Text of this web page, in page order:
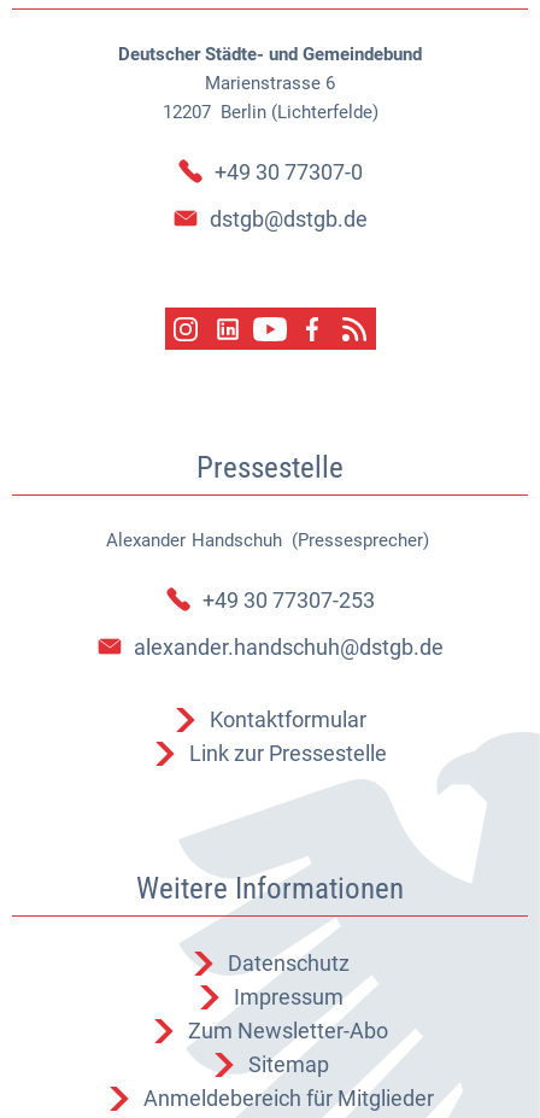
Deutscher Städte- und Gemeindebund
Marienstrasse 6
12207 Berlin (Lichterfelde)
+49 30 77307-0
dstgb@dstgb.de
Pressestelle
Alexander Handschuh (Pressesprecher)
Alexander Handschuh
+49 30 77307-253
alexander.handschuh@dstgb.de
Kontaktformular
Link zur Pressestelle
Weitere Informationen
Datenschutz
Impressum
Zum Newsletter-Abo
Sitemap
Anmeldebereich für Mitglieder